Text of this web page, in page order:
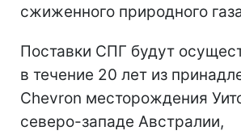
сжиженного природного
Поставки СПГ будут
в течение 20 лет из
Chevron месторождения
северо-западе Австралии,